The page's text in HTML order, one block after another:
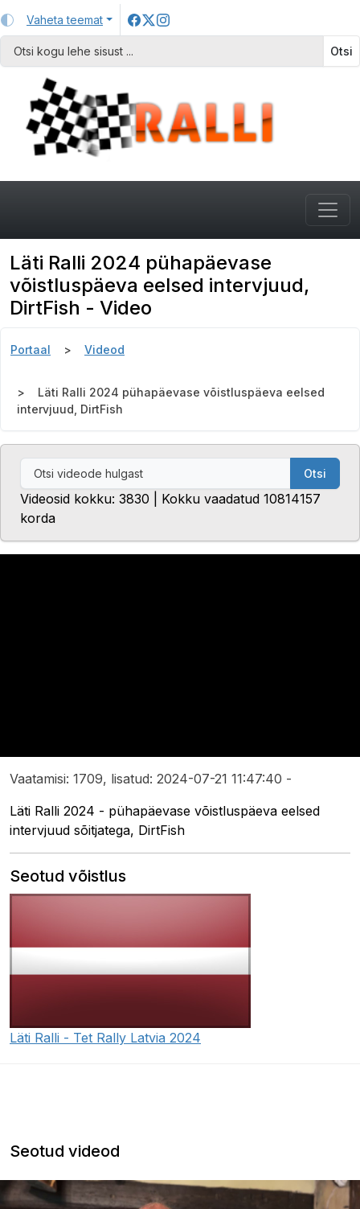
Vaheta teemat
Otsi
Läti Ralli 2024 pühapäevase
võistluspäeva eelsed intervjuud,
DirtFish - Video
Portaal Videod
Läti Ralli 2024 pühapäevase võistluspäeva eelsed
intervjuud, DirtFish
Otsi
Videosid kokku: 3830 | Kokku vaadatud 10814157
korda
Vaatamisi: 1709, lisatud: 2024-07-21 11:47:40 -
Läti Ralli 2024 - pühapäevase võistluspäeva eelsed
intervjuud sõitjatega, DirtFish
Seotud võistlus
Läti Ralli - Tet Rally Latvia 2024
Seotud videod